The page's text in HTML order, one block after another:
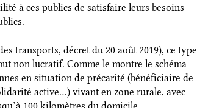
à ces publics de satisfaire leurs besoins
transports, décret du 20 août 2019), ce type
non lucratif. Comme le montre le schéma
en situation de précarité (bénéficiaire de
active…) vivant en zone rurale, avec
100 kilomètres du domicile.